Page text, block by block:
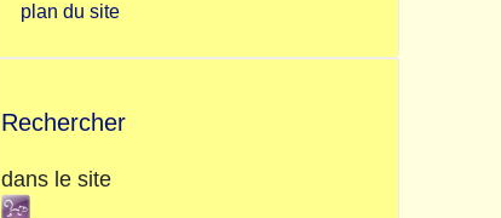
plan du site
Rechercher
dans le site